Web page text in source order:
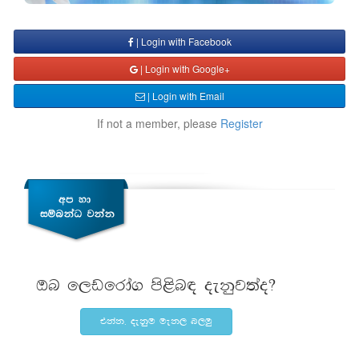
| Login with Facebook
| Login with Google+
| Login with Email
If not a member, please Register
Tn f,vfrda. ms<sn| oekqj;ao@
tkak" oekqu uek, n,uq